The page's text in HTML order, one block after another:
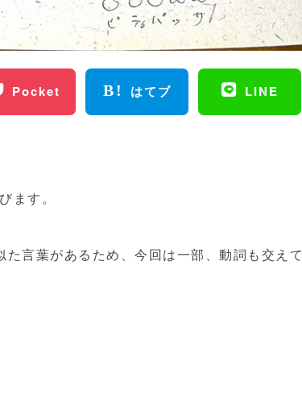
Pocket はてブ LINE
ます。
言葉があるため、今回は一部、動詞も交えて